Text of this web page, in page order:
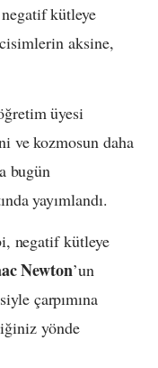
kütleye
aksine,
üyesi
ve kozmosun daha
bugün
yayımlandı.
negatif kütleye
Newton’un
çarpımına
yönde